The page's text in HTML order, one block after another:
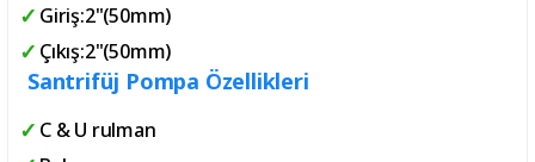
Giriş:2"(50mm)
Çıkış:2"(50mm)
Santrifüj Pompa Özellikleri
C & U rulman